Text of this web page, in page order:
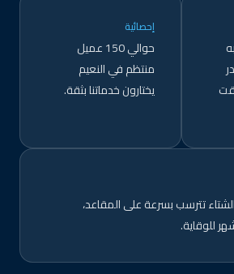
إحصائية
حوالي 150 عميل
منتظم في النعيم
يختارون خدماتنا بثقة.
تترسب بسرعة على المقاعد،
للوقاية.